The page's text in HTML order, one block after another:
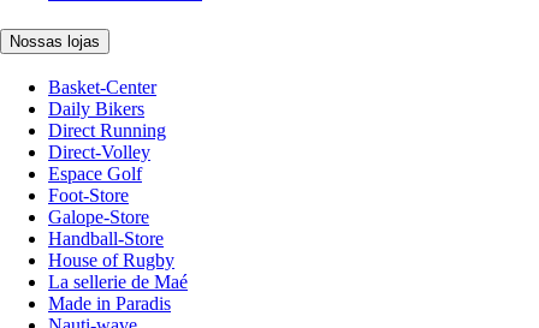
Nossas lojas
Basket-Center
Daily Bikers
Direct Running
Direct-Volley
Espace Golf
Foot-Store
Galope-Store
Handball-Store
House of Rugby
La sellerie de Maé
Made in Paradis